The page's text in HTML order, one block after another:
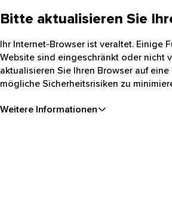
Bitte aktualisieren Sie
Ihr Internet-Browser ist veraltet. Einige
Website sind eingeschränkt oder nicht
aktualisieren Sie Ihren Browser auf eine
mögliche Sicherheitsrisiken zu
Weitere Informationen